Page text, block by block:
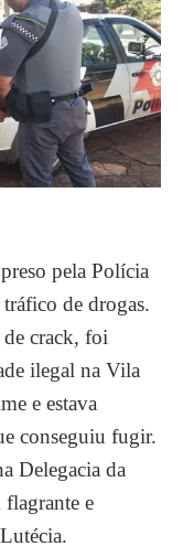
pela Polícia
de drogas.
de crack, foi
ilegal na Vila
e estava
conseguiu fugir.
Delegacia da
e